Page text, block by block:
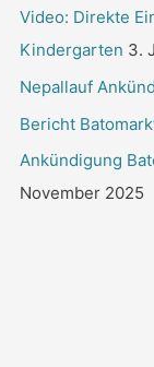
Video: Direkte
Kindergarten 3.
Nepallauf
Bericht
Ankündigung
November 2025